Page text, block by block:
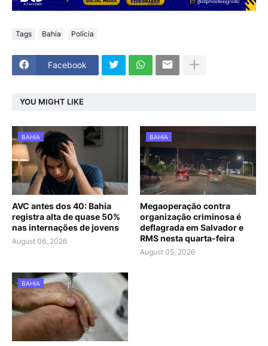
Tags Bahia Polícia
Facebook
YOU MIGHT LIKE
BAHIA
AVC antes dos 40: Bahia
registra alta de quase 50%
nas internações de jovens
August 06, 2026
BAHIA
Megaoperação contra
organização criminosa é
deflagrada em Salvador e
RMS nesta quarta-feira
August 05, 2026
BAHIA